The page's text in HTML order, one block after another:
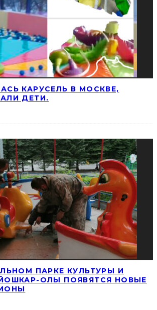
КАРУСЕЛЬ В МОСКВЕ,
ДЕТИ.
ПАРКЕ КУЛЬТУРЫ И
ОЛЫ ПОЯВЯТСЯ НОВЫЕ